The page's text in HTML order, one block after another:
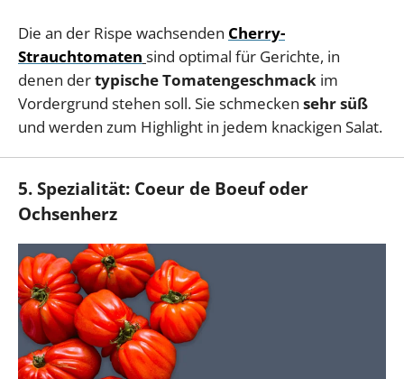
Die an der Rispe wachsenden Cherry-
Strauchtomaten sind optimal für Gerichte, in
denen dertypische Tomatengeschmack im
Vordergrund stehen soll. Sie schmecken sehr süß
und werden zum Highlight in jedem knackigen Salat.
5. Spezialität: Coeur de Boeuf oder
Ochsenherz